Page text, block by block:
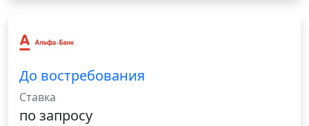
До востребования
Ставка
по запросу